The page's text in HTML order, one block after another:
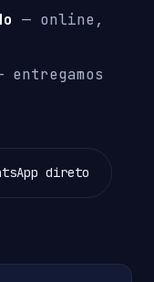
— online,
entregamos
direto